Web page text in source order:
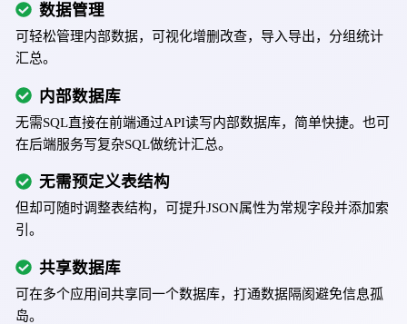
数据管理
可轻松管理内部数据，可视化增删改查，导入导出，分组统计
汇总。
内部数据库
无需SQL直接在前端通过API读写内部数据库，简单快捷。也可
在后端服务写复杂SQL做统计汇总。
无需预定义表结构
但却可随时调整表结构，可提升JSON属性为常规字段并添加索
引。
共享数据库
可在多个应用间共享同一个数据库，打通数据隔阂避免信息孤
岛。